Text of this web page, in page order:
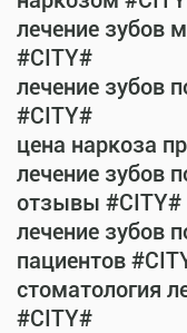
лечение зубов
#CITY#
лечение зубов
#CITY#
цена наркоза
лечение зубов
отзывы #CITY#
лечение зубов
пациентов
стоматология
#CITY#